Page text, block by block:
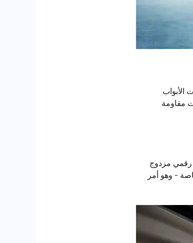
الأبواب
بأطعمة ذات مقاومة
والضوء المحيطة مع تخصيص 64 لونًا ومجلس رقمي مزدوج
- وهو أمر